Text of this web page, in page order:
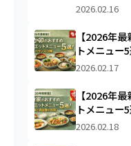
2026.02.16
【2026年
トメニュー
2026.02.17
【2026年
トメニュー
2026.02.18